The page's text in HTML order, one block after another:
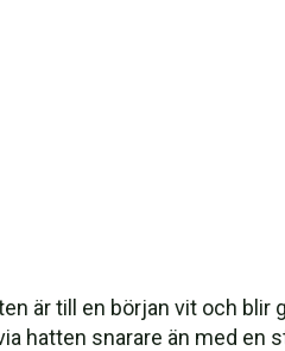
är till en början vit och blir
hatten snarare än med en